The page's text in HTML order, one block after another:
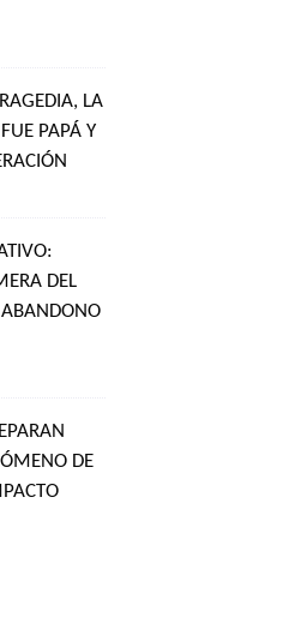
LA
PAPÁ Y
DEL
ABANDONO
DE